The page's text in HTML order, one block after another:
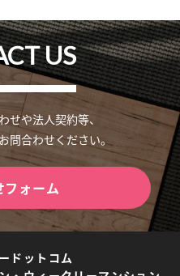
US
せや法人契約等、
問合わせください。
フォーム
ドットコム